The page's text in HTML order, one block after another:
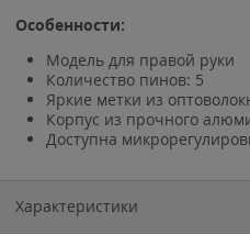
Особенности:
Модель для правой руки
Количество пинов: 5
Яркие метки из
Корпус из прочного
Доступна
Характеристики